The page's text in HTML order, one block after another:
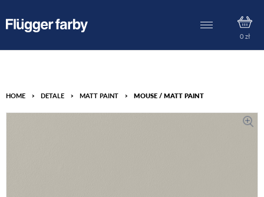
0 zł
HOME > DETALE > MATT PAINT > MOUSE / MATT PAINT